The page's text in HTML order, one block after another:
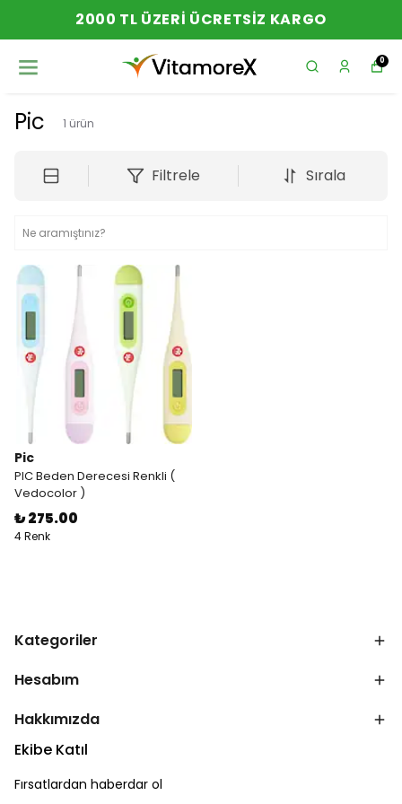
2000 TL ÜZERI ÜCRETSIZ KARGO
0
Pic 1 ürün
Filtrele Sırala
Pic
PIC Beden Derecesi Renkli (
Vedocolor )
₺ 275.00
4 Renk
Kategoriler
Hesabım
Hakkımızda
Ekibe Katıl
Fırsatlardan haberdar ol